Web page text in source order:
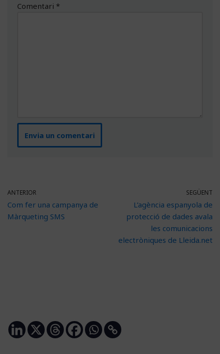
Comentari *
ANTERIOR
Com fer una campanya de
Màrqueting SMS
SEGÜENT
L’agència espanyola de
protecció de dades avala
les comunicacions
electròniques de Lleida.net